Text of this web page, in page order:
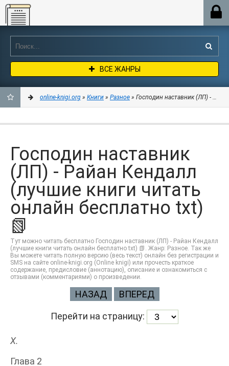
Online-knigi.org
ВСЕ ЖАНРЫ
ЗАКЛАДКИ
online-knigi.org » Книги » Разное » Господин наставник (ЛП) -
Господин наставник
(ЛП) - Райан Кендалл
(лучшие книги читать
онлайн бесплатно txt)
📗
Тут можно читать бесплатно Господин наставник (ЛП) - Райан Кендалл
(лучшие книги читать онлайн бесплатно txt) 📗. Жанр: Разное. Так же
Вы можете читать полную версию (весь текст) онлайн без регистрации и
SMS на сайте online-knigi.org (Online knigi) или прочесть краткое
содержание, предисловие (аннотацию), описание и ознакомиться с
отзывами (комментариями) о произведении.
НАЗАД ВПЕРЕД
Перейти на страницу:
Х.
Глава 2